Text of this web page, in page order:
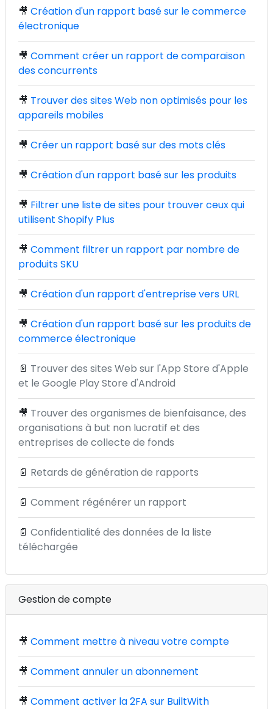
🎥 Création d'un rapport basé sur le commerce
électronique
🎥 Comment créer un rapport de comparaison
des concurrents
🎥 Trouver des sites Web non optimisés pour les
appareils mobiles
🎥 Créer un rapport basé sur des mots clés
🎥 Création d'un rapport basé sur les produits
🎥 Filtrer une liste de sites pour trouver ceux qui
utilisent Shopify Plus
🎥 Comment filtrer un rapport par nombre de
produits SKU
🎥 Création d'un rapport d'entreprise vers URL
🎥 Création d'un rapport basé sur les produits de
commerce électronique
📄 Trouver des sites Web sur l'App Store d'Apple
et le Google Play Store d'Android
🎥 Trouver des organismes de bienfaisance, des
organisations à but non lucratif et des
entreprises de collecte de fonds
📄 Retards de génération de rapports
📄 Comment régénérer un rapport
📄 Confidentialité des données de la liste
téléchargée
Gestion de compte
🎥 Comment mettre à niveau votre compte
🎥 Comment annuler un abonnement
🎥 Comment activer la 2FA sur BuiltWith